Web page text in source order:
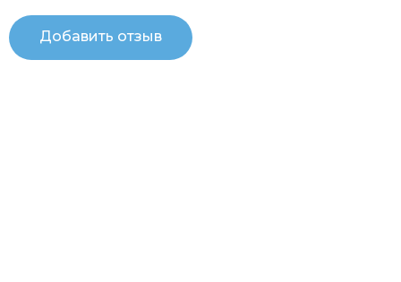
Добавить отзыв